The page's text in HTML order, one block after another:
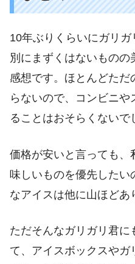
10年ぶりくらいにガリガ
別にまずくはないもの
感想です。ほとんどただ
らないので、コンビニ
ることはおそらくないで
価格が安いと言っても、
味しいものを優先したい
なアイスは他に山ほどあ
ただそんなガリガリ君に
て、アイスボックスやガ